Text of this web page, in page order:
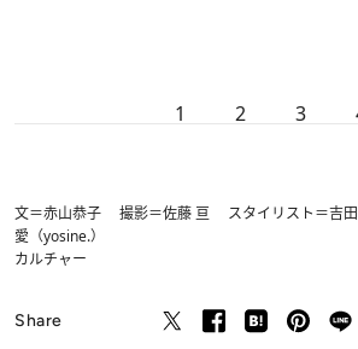
1 2 3
文＝赤山恭子 撮影＝佐藤 亘 スタイリスト＝吉
愛（yosine.）
カルチャー
Share